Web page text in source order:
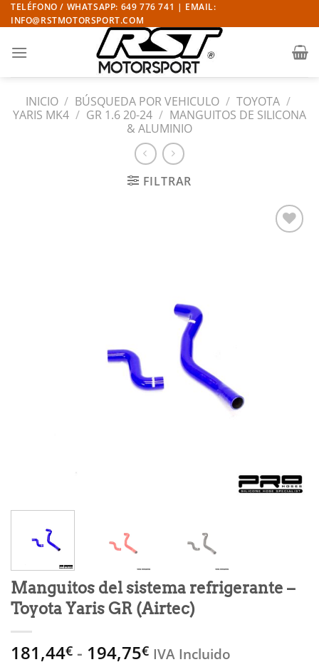
Saltar
al
TELÉFONO / WHATSAPP: 649 776 741 | EMAIL:
INFO@RSTMOTORSPORT.COM
INICIO / BÚSQUEDA POR VEHICULO / TOYOTA /
YARIS MK4 / GR 1.6 20-24 / MANGUITOS DE SILICONA
& ALUMINIO
FILTRAR
Manguitos del sistema refrigerante –
Toyota Yaris GR (Airtec)
181,44€ - 194,75€Rango
IVA Incluido